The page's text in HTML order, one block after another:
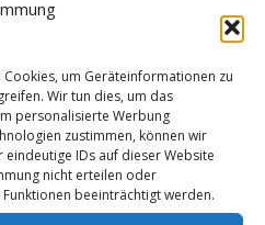
um Geräteinformationen zu
Wir tun dies, um das
personalisierte Werbung
zustimmen, können wir
IDs auf dieser Website
nicht erteilen oder
beeinträchtigt werden.
ANTWORT
wird nicht
Felder